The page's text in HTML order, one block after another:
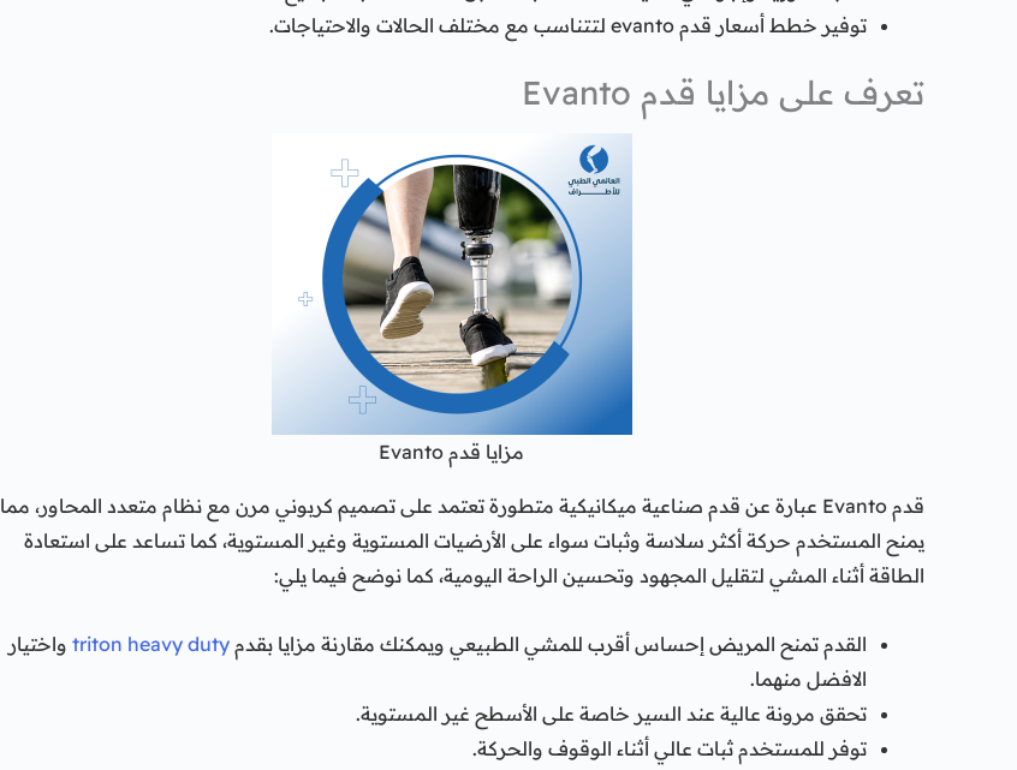
توفير خطط أسعار قدم evanto لتتناسب مع مختلف الحالات والاحتياجات.
تعرف على مزايا قدم Evanto
مزايا قدم Evanto
قدم Evanto عبارة عن قدم صناعية ميكانيكية متطورة تعتمد على تصميم كربوني مرن مع نظام متعدد المحاور، مما
يمنح المستخدم حركة أكثر سلاسة وثبات سواء على الأرضيات المستوية وغير المستوية، كما تساعد على استعادة
الطاقة أثناء المشي لتقليل المجهود وتحسين الراحة اليومية، كما نوضح فيما يلي:
القدم تمنح المريض إحساس أقرب للمشي الطبيعي ويمكنك مقارنة مزايا بقدمtriton heavy duty واختيار
الافضل منهما.
تحقق مرونة عالية عند السير خاصة على الأسطح غير المستوية.
توفر للمستخدم ثبات عالي أثناء الوقوف والحركة.